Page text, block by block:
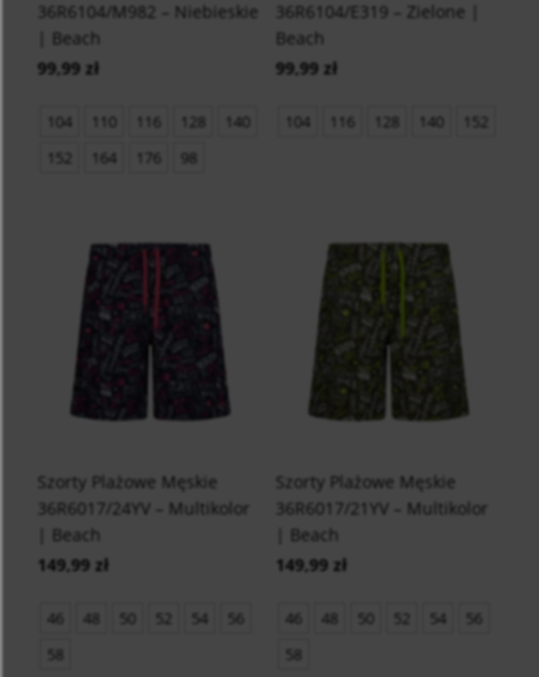
36R6104/M982 – Niebieskie
| Beach
99,99 zł
104 110 116 128
140
152
164 176 98
36R6104/E319 – Zielone |
Beach
99,99 zł
104 116 128 140 152
Szorty Plażowe Męskie
36R6017/24YV – Multikolor
| Beach
149,99 zł
46 48 50 52 54
56
58
Szorty Plażowe Męskie
36R6017/21YV – Multikolor
| Beach
149,99 zł
46 48 50 52 54
56
58